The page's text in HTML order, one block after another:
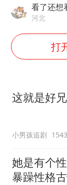
看了还想
河北
打
这就是好
小男孩追剧
她是有个
暴躁性格